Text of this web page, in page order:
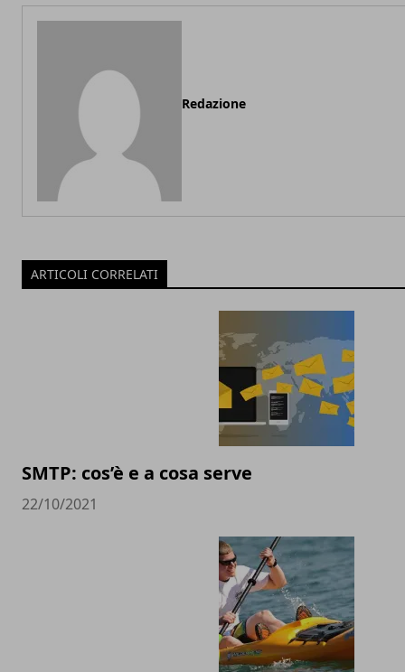
Redazione
ARTICOLI CORRELATI
SMTP: cos’è e a cosa serve
22/10/2021